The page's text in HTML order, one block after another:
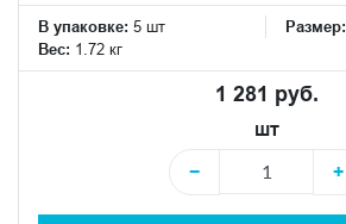
В упаковке: 5 шт Размер:
Вес: 1.72 кг
1 281 руб.
шт
−
+